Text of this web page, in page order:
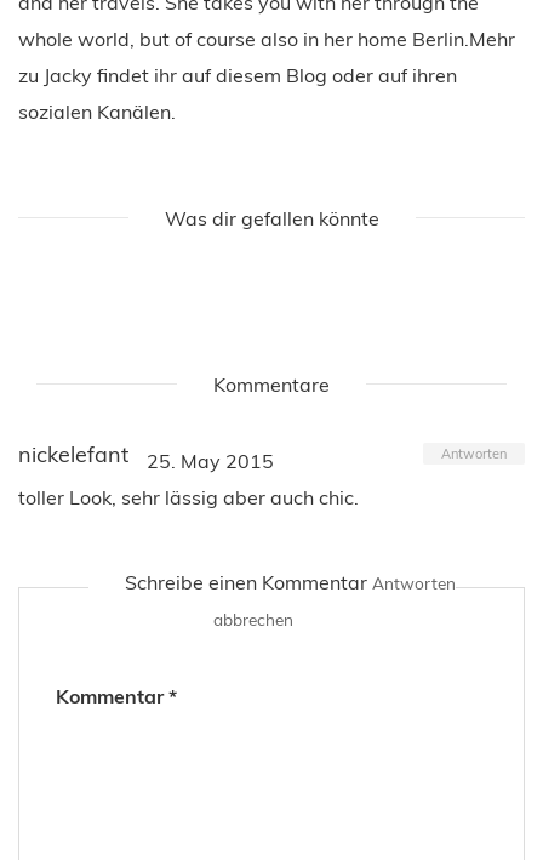
whole world, but of course also in her home Berlin.Mehr
zu Jacky findet ihr auf diesem Blog oder auf ihren
sozialen Kanälen.
Was dir gefallen könnte
Kommentare
nickelefant 25. May 2015 Antworten
toller Look, sehr lässig aber auch chic.
Schreibe einen Kommentar Antworten
abbrechen
Kommentar*